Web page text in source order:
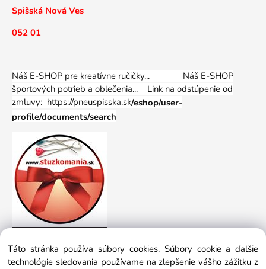
Spišská Nová Ves
052 01
Náš E-SHOP pre kreatívne ručičky... Náš E-SHOP
športových potrieb a oblečenia... Link na odstúpenie od
zmluvy: https://pneuspisska.sk/eshop/user-
profile/documents/search
Táto stránka používa súbory cookies. Súbory cookie a ďalšie
technológie sledovania používame na zlepšenie vášho zážitku z